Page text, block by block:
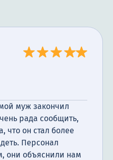
муж закончил
рада сообщить,
что он стал более
Персонал
они объяснили нам